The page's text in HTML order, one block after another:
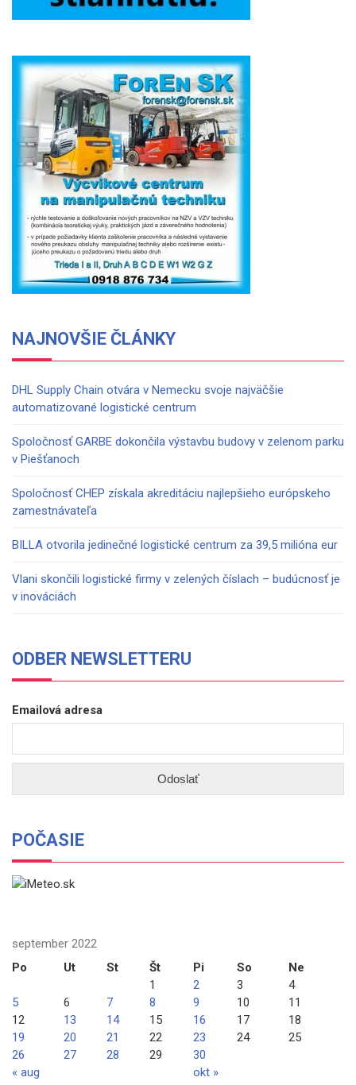
NAJNOVŠIE ČLÁNKY
DHL Supply Chain otvára v Nemecku svoje najväčšie
automatizované logistické centrum
Spoločnosť GARBE dokončila výstavbu budovy v zelenom parku
v Piešťanoch
Spoločnosť CHEP získala akreditáciu najlepšieho európskeho
zamestnávateľa
BILLA otvorila jedinečné logistické centrum za 39,5 milióna eur
Vlani skončili logistické firmy v zelených číslach – budúcnosť je
v inováciách
ODBER NEWSLETTERU
Emailová adresa
POČASIE
september 2022
Po
Ut St Št Pi So Ne
« aug okt »
1 2 3
4
5
6 7 8 9 10
11
12
13 14 15 16 17
18
19
20 21 22 23 24
25
26
27 28 29 30